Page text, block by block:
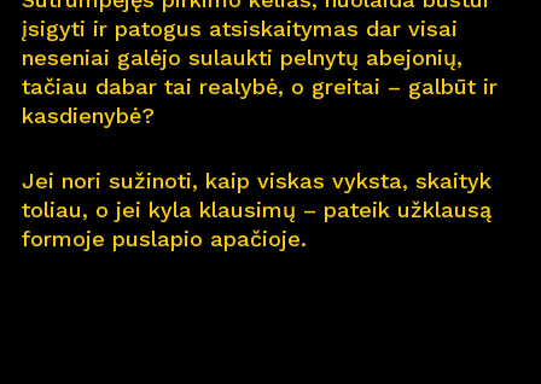
Nauj ų namų kortelė
Kontaktai
įsigyti ir patogus atsiskaitymas dar visai
neseniai galėjo sulaukti pelnytų abejonių,
tačiau dabar tai realybė, o greitai – galbūt ir
kasdienybė?
Jei nori sužinoti, kaip viskas vyksta, skaityk
toliau, o jei kyla klausimų – pateik užklausą
formoje puslapio apačioje.